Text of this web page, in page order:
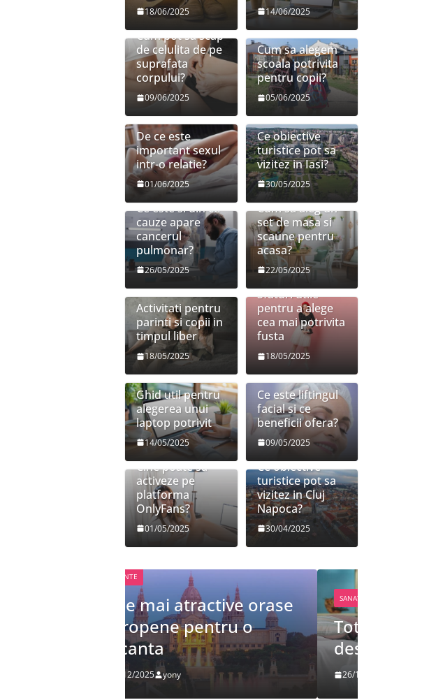
18/06/2025 14/06/2025
Cum pot sa scap
de celulita de pe
suprafata
corpului?
09/06/2025
Cum sa alegem
scoala potrivita
pentru copii?
05/06/2025
De ce este
important sexul
intr-o relatie?
01/06/2025
Ce obiective
turistice pot sa
vizitez in Iasi?
30/05/2025
Ce este si din ce
cauze apare
cancerul
pulmonar?
26/05/2025
Cum sa aleg un
set de masa si
scaune pentru
acasa?
22/05/2025
Activitati pentru
parinti si copii in
timpul liber
18/05/2025
Sfaturi utile
pentru a alege
cea mai potrivita
fusta
18/05/2025
Ghid util pentru
alegerea unui
laptop potrivit
14/05/2025
Ce este liftingul
facial si ce
beneficii ofera?
09/05/2025
Cine poate sa
activeze pe
platforma
OnlyFans?
01/05/2025
Ce obiective
turistice pot sa
vizitez in Cluj
Napoca?
30/04/2025
SANATATE
Tot ce trebuie sa stii
despre bolile copilariei
26/12/2025 yony